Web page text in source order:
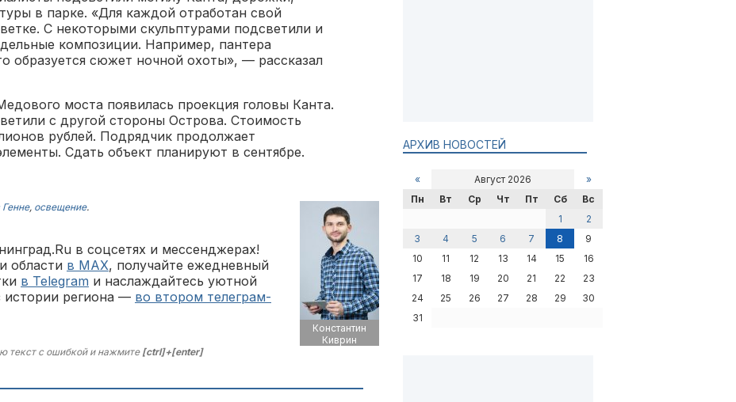
в парке. «Для каждой отработан свой
С некоторыми скульптурами подсветили и
композиции. Например, пантера
образуется сюжет ночной охоты», — рассказал
моста появилась проекция головы Канта.
с другой стороны Острова. Стоимость
рублей. Подрядчик продолжает
Сдать объект планируют в сентябре.
Константин
Киврин
, освещение.
в соцсетях и мессенджерах!
области в MAX, получайте ежедневный
в Telegram и наслаждайтесь уютной
истории региона — во втором телеграм-
текст с ошибкой и нажмите[ctrl]+[enter]
АРХИВ НОВОСТЕЙ
« Август 2026
»
Пн
Вт Ср Чт Пт Сб
Вс
1
2
3
4 5 6 7 8
9
10
11 12 13 14 15
16
17
18 19 20 21 22
23
24
25 26 27 28 29
30
31